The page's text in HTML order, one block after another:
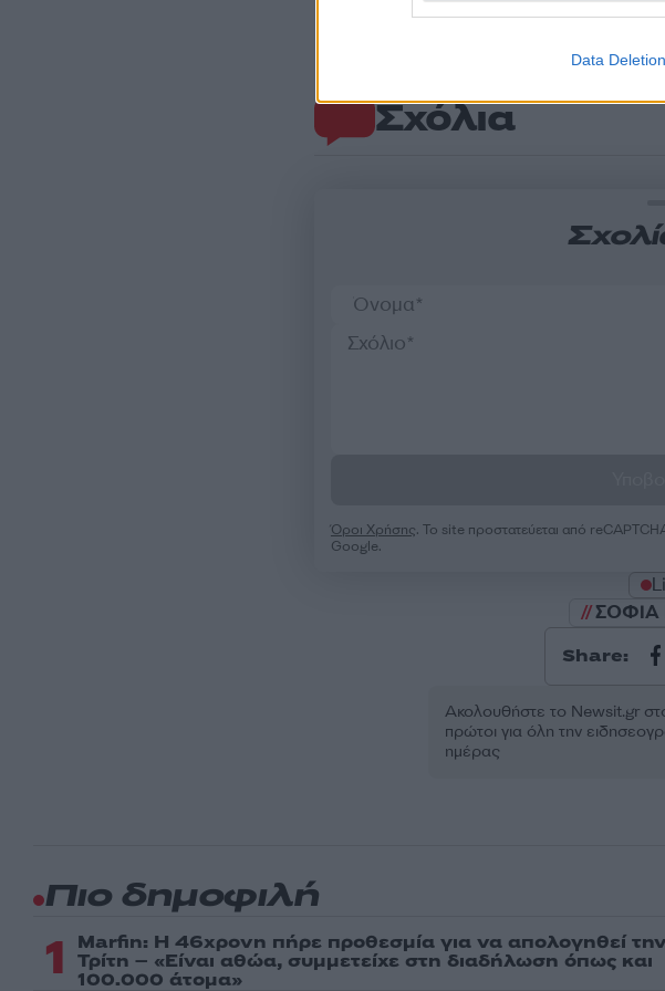
Data Deletion
Σχόλια
Όροι Χρήσης. Το site προστατεύεται από
Google.
ΣΟΦΙΑ
Share:
Ακολουθήστε το Νewsit.gr
πρώτοι για όλη την
ημέρας
Πιο δημοφιλή
1 Marfin: Η 46χρονη πήρε προθεσμία για να απολογηθεί την
Τρίτη – «Είναι αθώα, συμμετείχε στη διαδήλωση όπως και
100.000 άτομα»